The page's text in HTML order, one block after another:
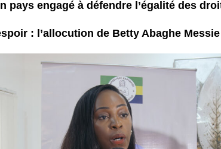
pays engagé à défendre l’égalité des
: l’allocution de Betty Abaghe Messie